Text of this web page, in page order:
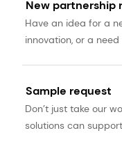
New partnership
Have an idea for a
innovation, or a need
Sample request
Don’t just take our
solutions can